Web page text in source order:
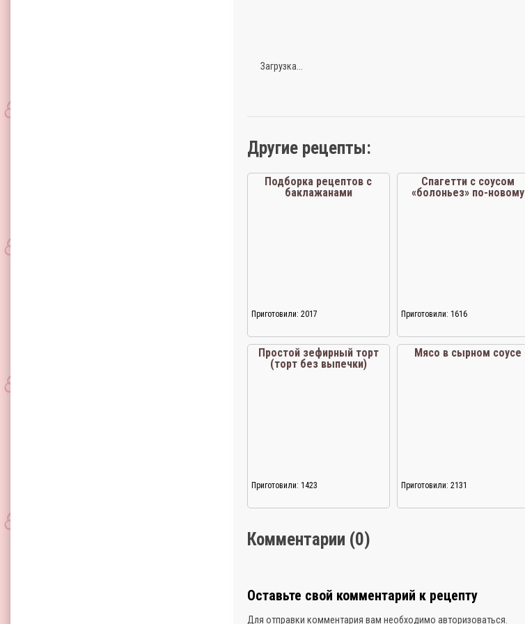
Загрузка...
Другие рецепты:
Подборка рецептов с
баклажанами
Приготовили: 2017
Спагетти с соусом
«болоньез» по-новому
Приготовили: 1616
Простой зефирный торт
(торт без выпечки)
Приготовили: 1423
Мясо в сырном соусе
Приготовили: 2131
Комментарии (0)
Оставьте свой комментарий к рецепту
Для отправки комментария вам необходимо авторизоваться